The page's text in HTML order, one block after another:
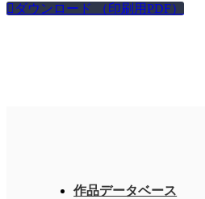
 ダウンロード （印刷用PDF）
作品データベース